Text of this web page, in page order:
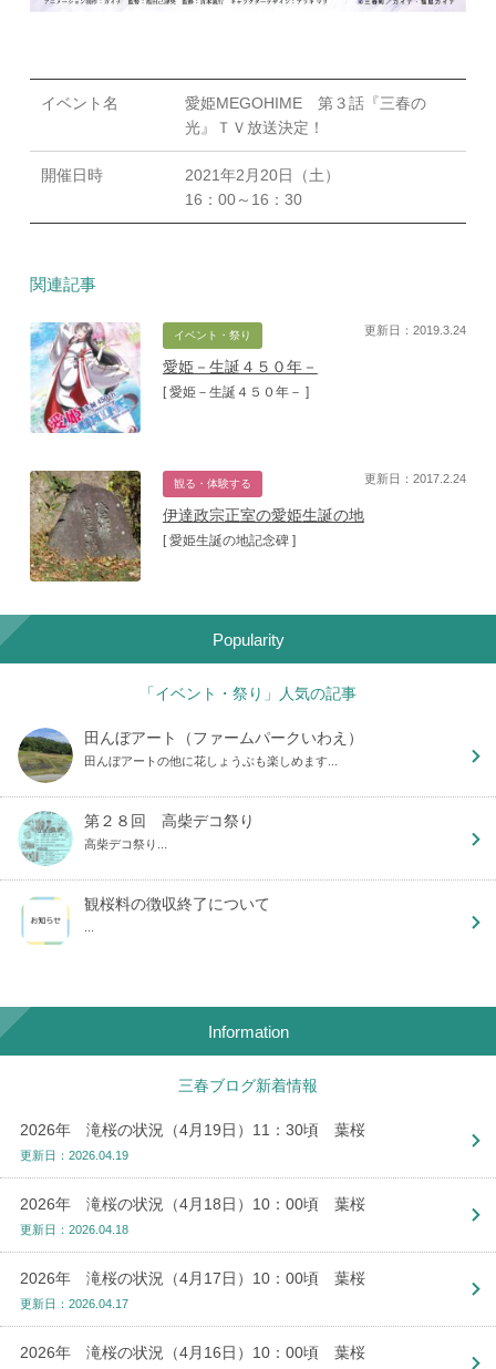
イベント名
愛姫MEGOHIME 第３話『三春の
光』ＴＶ放送決定！
開催日時
2021年2月20日（土）
16：00～16：30
関連記事
イベント・祭り
愛姫－生誕４５０年－
[ 愛姫－生誕４５０年－ ]
更新日：2019.3.24
観る・体験する
伊達政宗正室の愛姫生誕の地
[ 愛姫生誕の地記念碑 ]
更新日：2017.2.24
Popularity
「イベント・祭り」人気の記事
田んぼアート（ファームパークいわえ）
田んぼアートの他に花しょうぶも楽しめます...
第２８回 高柴デコ祭り
高柴デコ祭り...
観桜料の徴収終了について
Information
三春ブログ新着情報
2026年 滝桜の状況（4月19日）11：30頃 葉桜
更新日：2026.04.19
2026年 滝桜の状況（4月18日）10：00頃 葉桜
更新日：2026.04.18
2026年 滝桜の状況（4月17日）10：00頃 葉桜
更新日：2026.04.17
2026年 滝桜の状況（4月16日）10：00頃 葉桜